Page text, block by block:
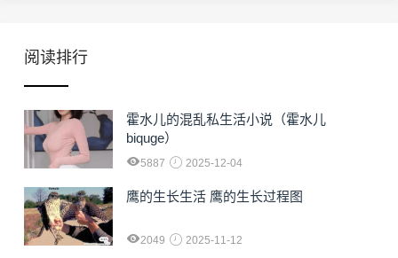
阅读排行
霍水儿的混乱私生活小说（霍水儿
biquge）
5887 2025-12-04
鹰的生长生活 鹰的生长过程图
2049 2025-11-12